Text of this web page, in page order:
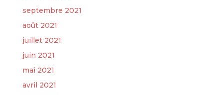
septembre 2021
août 2021
juillet 2021
juin 2021
mai 2021
avril 2021